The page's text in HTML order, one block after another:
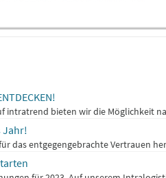
intratrend bieten wir die Möglichkeit
Jahr!
das entgegengebrachte Vertrauen